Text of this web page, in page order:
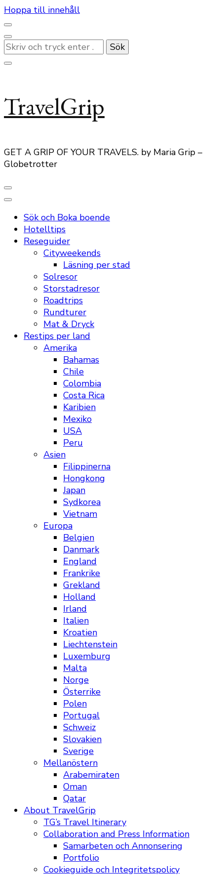
Hoppa till innehåll
Letar
du
efter
TravelGrip
GET A GRIP OF YOUR TRAVELS. by Maria Grip –
Globetrotter
Sök och Boka boende
Hotelltips
Reseguider
Cityweekends
Läsning per stad
Solresor
Storstadresor
Roadtrips
Rundturer
Mat & Dryck
Restips per land
Amerika
Bahamas
Chile
Colombia
Costa Rica
Karibien
Mexiko
USA
Peru
Asien
Filippinerna
Hongkong
Japan
Sydkorea
Vietnam
Europa
Belgien
Danmark
England
Frankrike
Grekland
Holland
Irland
Italien
Kroatien
Liechtenstein
Luxemburg
Malta
Norge
Österrike
Polen
Portugal
Schweiz
Slovakien
Sverige
Mellanöstern
Arabemiraten
Oman
Qatar
About TravelGrip
TG’s Travel Itinerary
Collaboration and Press Information
Samarbeten och Annonsering
Portfolio
Cookieguide och Integritetspolicy